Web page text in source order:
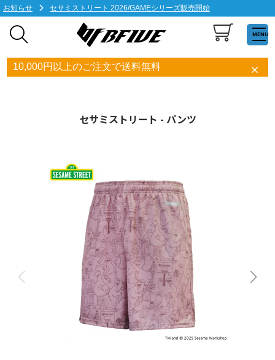
お知らせ セサミストリート 2026/GAMEシリーズ販売開始
MENU
10,000円以上のご注文で送料無料
セサミストリート - パンツ